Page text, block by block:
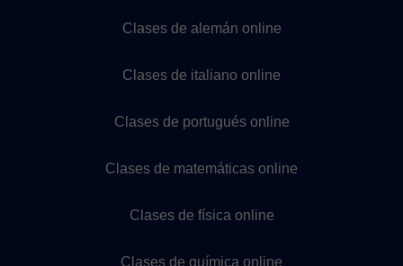
Clases de alemán online
Clases de italiano online
Clases de portugués online
Clases de matemáticas online
Clases de física online
Clases de química online